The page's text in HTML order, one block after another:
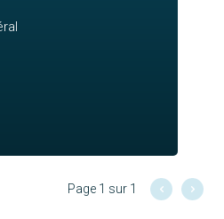
Page 1 sur 1